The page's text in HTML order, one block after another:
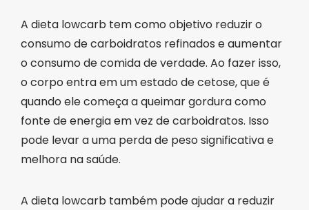
A dieta lowcarb tem como objetivo reduzir o
consumo de carboidratos refinados e aumentar
o consumo de comida de verdade. Ao fazer isso,
o corpo entra em um estado de cetose, que é
quando ele começa a queimar gordura como
fonte de energia em vez de carboidratos. Isso
pode levar a uma perda de peso significativa e
melhora na saúde.
A dieta lowcarb também pode ajudar a reduzir